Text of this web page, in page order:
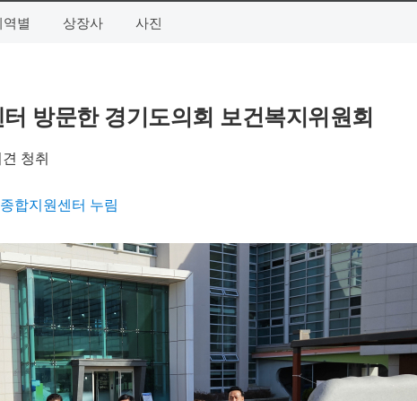
역별 상장사 사진
방문한 경기도의회 보건복지위원회
청취
합지원센터 누림